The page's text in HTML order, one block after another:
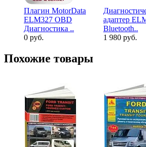
Плагин MotorData
ELM327 OBD
Диагностика ..
0 руб.
адаптер
Bluetooth..
1 980 руб.
Похожие товары